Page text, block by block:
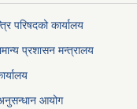
परिषदको कार्यालय
प्रशासन मन्त्रालय
आयोग